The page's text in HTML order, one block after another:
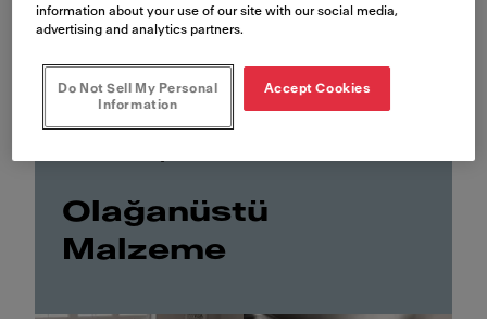
Olağanüstü
Malzeme
information about your use of our site with our social media,
advertising and analytics partners.
Do Not Sell My Personal
Information
Accept Cookies